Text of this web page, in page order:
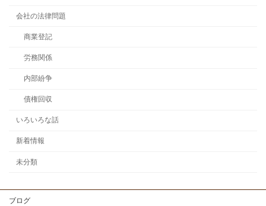
会社の法律問題
商業登記
労務関係
内部紛争
債権回収
いろいろな話
新着情報
未分類
ブログ